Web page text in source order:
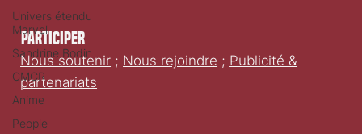
Univers étendu
Marvel
Sandrine Bodin
CMCR
Anime
People
Participer
Nous soutenir ; Nous rejoindre ; Publicité &
partenariats